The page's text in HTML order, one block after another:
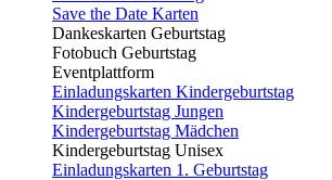
Save the Date Karten
Dankeskarten Geburtstag
Fotobuch Geburtstag
Eventplattform
Einladungskarten Kindergeburtstag
Kindergeburtstag Jungen
Kindergeburtstag Mädchen
Kindergeburtstag Unisex
Einladungskarten 1. Geburtstag